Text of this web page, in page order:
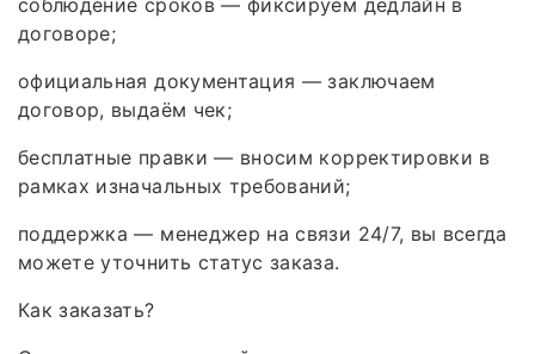
договоре;
официальная документация — заключаем
договор, выдаём чек;
бесплатные правки — вносим корректировки в
рамках изначальных требований;
поддержка — менеджер на связи 24/7, вы всегда
можете уточнить статус заказа.
Как заказать?